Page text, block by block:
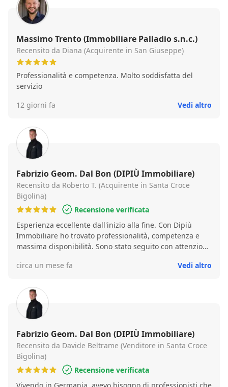
Massimo Trento (Immobiliare Palladio s.n.c.)
Recensito da Diana (Acquirente in San Giuseppe)
Professionalità e competenza. Molto soddisfatta del
servizio
12 giorni fa
Vedi altro
Fabrizio Geom. Dal Bon (DIPIÙ Immobiliare)
Recensito da Roberto T. (Acquirente in Santa Croce
Bigolina)
Recensione verificata
Esperienza eccellente dall'inizio alla fine. Con Dipiù
Immobiliare ho trovato professionalità, competenza e
massima disponibilità. Sono stato seguito con attenzione
team preparato e sempre presente, capace di rendere
avere nuovamente bisogno di un'agenzia immobiliare,
circa un mese fa Vedi altro
Fabrizio Geom. Dal Bon (DIPIÙ Immobiliare)
Recensito da Davide Beltrame (Venditore in Santa Croce
Bigolina)
Recensione verificata